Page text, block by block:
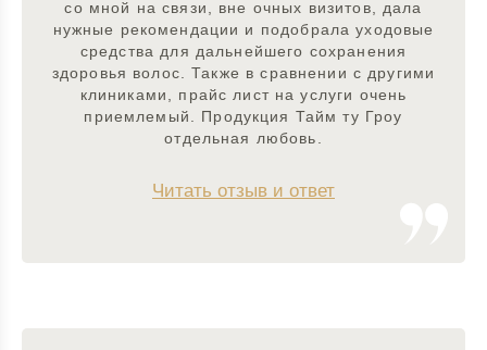
со мной на связи, вне очных визитов, дала
нужные рекомендации и подобрала уходовые
средства для дальнейшего сохранения
здоровья волос. Также в сравнении с другими
клиниками, прайс лист на услуги очень
приемлемый. Продукция Тайм ту Гроу
отдельная любовь.
Читать отзыв и ответ